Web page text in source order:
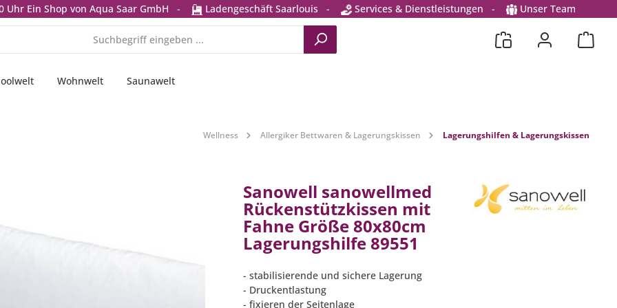
Uhr Ein Shop von Aqua Saar GmbH - Ladengeschäft Saarlouis - Services & Dienstleistungen - Unser Team
Wohnwelt Saunawelt
Wellness Allergiker Bettwaren & Lagerungskissen Lagerungshilfen & Lagerungskissen
Sanowell sanowellmed
Rückenstützkissen mit
Fahne Größe 80x80cm
Lagerungshilfe 89551
- stabilisierende und sichere Lagerung
- Druckentlastung
- fixieren der Seitenlage